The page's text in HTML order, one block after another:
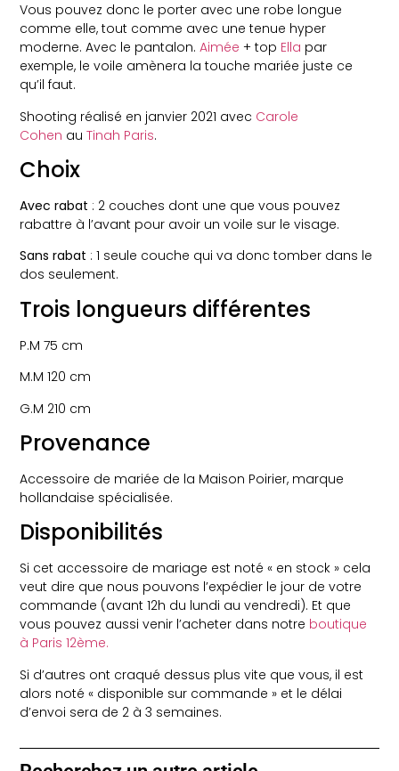
Vous pouvez donc le porter avec une robe longue
comme elle, tout comme avec une tenue hyper
moderne. Avec le pantalon.Aimée + top Ella par
exemple, le voile amènera la touche mariée juste ce
qu’il faut.
Shooting réalisé en janvier 2021 avec Carole
Cohen auTinah Paris.
Choix
Avec rabat : 2 couches dont une que vous pouvez
rabattre à l’avant pour avoir un voile sur le visage.
Sans rabat : 1 seule couche qui va donc tomber dans le
dos seulement.
Trois longueurs différentes
P.M 75 cm
M.M 120 cm
G.M 210 cm
Provenance
Accessoire de mariée de la Maison Poirier, marque
hollandaise spécialisée.
Disponibilités
Si cet accessoire de mariage est noté « en stock » cela
veut dire que nous pouvons l’expédier le jour de votre
commande (avant 12h du lundi au vendredi). Et que
vous pouvez aussi venir l’acheter dans notre boutique
à Paris 12ème.
Si d’autres ont craqué dessus plus vite que vous, il est
alors noté « disponible sur commande » et le délai
d’envoi sera de 2 à 3 semaines.